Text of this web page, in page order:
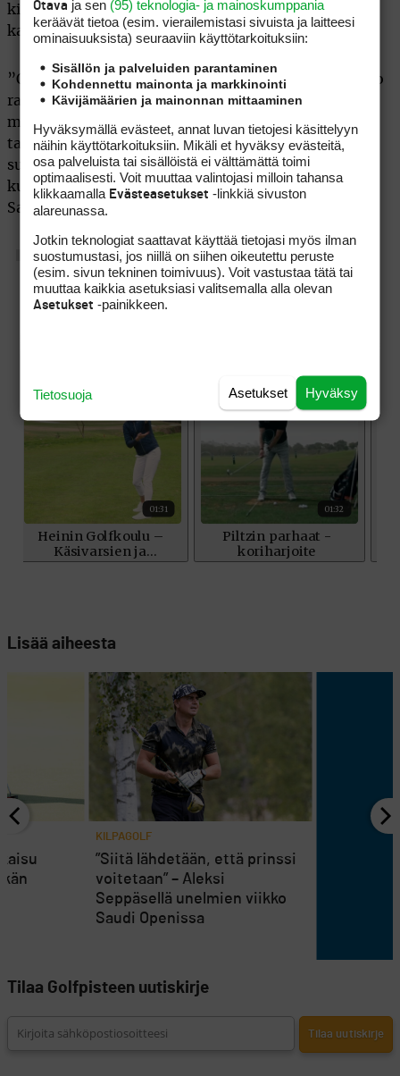
kierroksen. Matkaa tällä hetkellä rajaan on siis vain
kaksi lyöntiä.
”Onneksi ei päässyt venähtämään kovin suureksi ero
rajaan. Tänään oli vähän jopa huonoa tuuria
muutamissa avauksissa, joka kostautui. Tärkeä
taistelu viimeisellä jätti kuitenkin hyvän maun
suuhun ja huomenna mennään lujaa. Jos alkaa
kutosella, niin ei ainakaan pitäisi jäädä ulos”, Henri
Satama päättää.
Lisää aiheesta
KILPAGOLF
”Siitä lähdetään, että prinssi
voitetaan” – Aleksi
Seppäsellä unelmien viikko
Saudi Openissa
Tilaa Golfpisteen uutiskirje
Otava ja sen (95) teknologia- ja mainoskumppania
keräävät tietoa (esim. vierailemis­tasi sivuista ja laitteesi
ominaisuuk­sista) seuraaviin käyttötarkoituksiin:
Sisällön ja palveluiden parantaminen
Kohdennettu mainonta ja markkinointi
Kävijämäärien ja mainonnan mittaaminen
Hyväksymällä evästeet, annat luvan tietojesi käsittelyyn
näihin käyttötarkoituksiin. Mikäli et hyväksy evästeitä,
osa palveluista tai sisällöistä ei välttämättä toimi
optimaalisesti. Voit muuttaa valintojasi milloin tahansa
klikkaamalla Evästeasetukset -linkkiä sivuston
alareunassa.
Jotkin teknologiat saattavat käyttää tietojasi myös ilman
suostumustasi, jos niillä on siihen oikeutettu peruste
(esim. sivun tekninen toimivuus). Voit vastustaa tätä tai
muuttaa kaikkia asetuksiasi valitsemalla alla olevan
Asetukset -painikkeen.
Hyväksy
Asetukset
Tietosuoja